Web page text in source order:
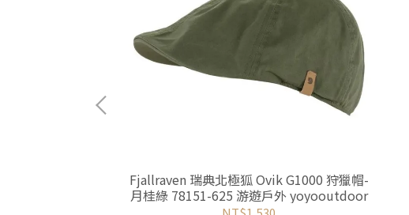
Fjallraven 瑞典北極狐 Ovik G1000 狩獵帽-
月桂綠 78151-625 游遊戶外 yoyooutdoor